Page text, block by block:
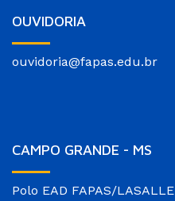
OUVIDORIA
ouvidoria@fapas.edu.br
CAMPO GRANDE - MS
Polo EAD FAPAS/LASALLE